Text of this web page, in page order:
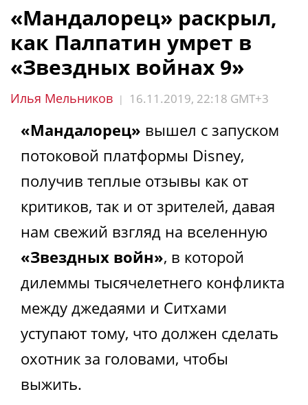
«Мандалорец» раскрыл,
как Палпатин умрет в
«Звездных войнах 9»
Илья Мельников | 16.11.2019, 22:18 GMT+3
«Мандалорец» вышел с запуском
потоковой платформы Disney,
получив теплые отзывы как от
критиков, так и от зрителей, давая
нам свежий взгляд на вселенную
«Звездных войн», в которой
дилеммы тысячелетнего конфликта
между джедаями и Ситхами
уступают тому, что должен сделать
охотник за головами, чтобы
выжить.